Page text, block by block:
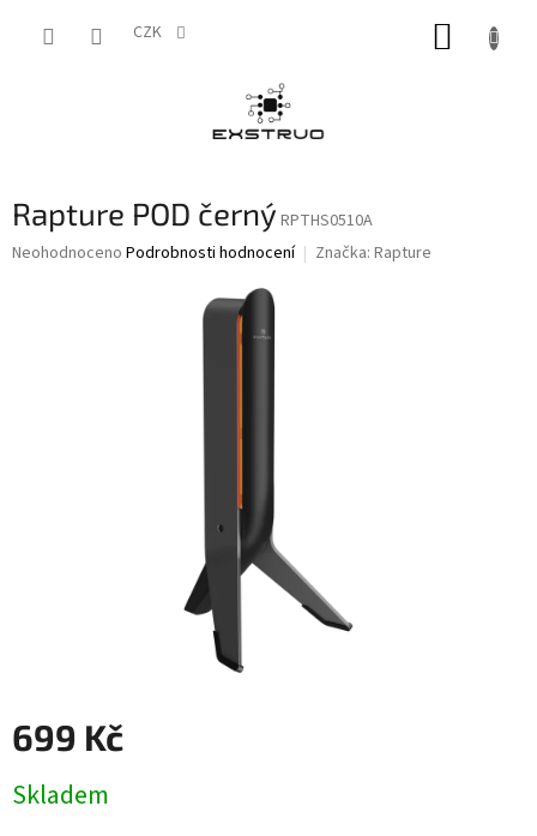
CZK
Rapture POD černý RPTHS0510A
Průměrné
Neohodnoceno Podrobnosti hodnocení Značka: Rapture
699 Kč
cena:
Skladem